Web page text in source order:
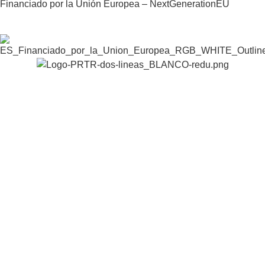
Financiado por la Unión Europea – NextGenerationEU